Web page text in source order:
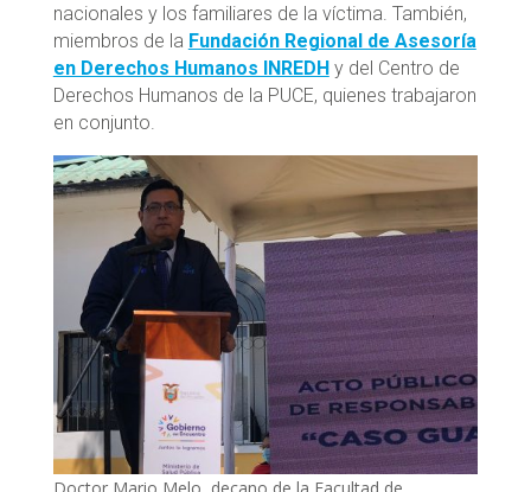
nacionales y los familiares de la víctima. También,
miembros de la Fundación Regional de Asesoría
en Derechos Humanos INREDH y del Centro de
Derechos Humanos de la PUCE, quienes trabajaron
en conjunto.